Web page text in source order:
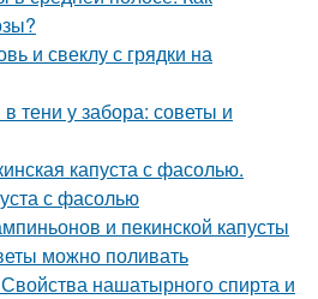
и свеклу с грядки на
тени у забора: советы и
капуста с фасолью.
с фасолью
и пекинской капусты
можно поливать
нашатырного спирта и